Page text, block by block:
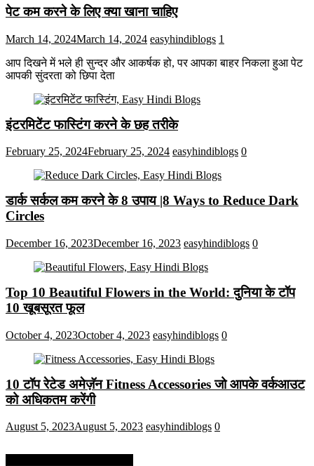
पेट कम करने के लिए क्या खाना चाहिए
March 14, 2024March 14, 2024 easyhindiblogs 1
आप दिखने में भले ही सुन्दर और आकर्षक हो, पर आपका बाहर निकला हुआ पेट
आपकी सुंदरता को छिपा देता
इंटरमिटेंट फास्टिंग करने के छह तरीके
February 25, 2024February 25, 2024 easyhindiblogs 0
डार्क सर्कल कम करने के 8 उपाय |8 Ways to Reduce Dark
Circles
December 16, 2023December 16, 2023 easyhindiblogs 0
Top 10 Beautiful Flowers in the World: दुनिया के टॉप
10 खूबसूरत फूल
October 4, 2023October 4, 2023 easyhindiblogs 0
10 टॉप रेटेड अमेज़ॅन Fitness Accessories जो आपके वर्कआउट
को अधिकतम करेंगी
August 5, 2023August 5, 2023 easyhindiblogs 0